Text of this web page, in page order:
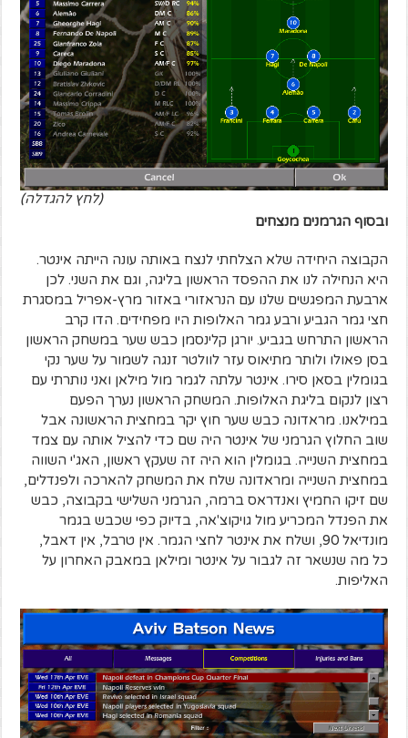
(לחץ להגדלה)
ובסוף הגרמנים מנצחים
הקבוצה היחידה שלא הצלחתי לנצח באותה עונה הייתה אינטר.
היא הנחילה לנו את ההפסד הראשון בליגה, וגם את השני. לכן
ארבעת המפגשים שלנו עם הנראזורי באזור מרץ-אפריל במסגרת
חצי גמר הגביע ורבע גמר האלופות היו מפחידים. הדו קרב
הראשון התרחש בגביע. יורגן קלינסמן כבש שער במשחק הראשון
בסן פאולו ולותר מתיאוס עזר לוולטר זנגה לשמור על שער נקי
בגומלין בסאן סירו. אינטר עלתה לגמר מול מילאן ואני נותרתי עם
רצון לנקום בליגת האלופות. המשחק הראשון נערך הפעם
במילאנו. מראדונה כבש שער חוץ יקר במחצית הראשונה אבל
שוב החלוץ הגרמני של אינטר היה שם כדי להציל אותה עם צמד
במחצית השנייה. בגומלין הוא היה זה שעקץ ראשון, האג'י השווה
במחצית השנייה ומראדונה שלח את המשחק להארכה ולפנדלים,
שם זיקו החמיץ ואנדראס ברמה, הגרמני השלישי בקבוצה, כבש
את הפנדל המכריע מול גויקוצ'אה, בדיוק כפי שכבש בגמר
מונדיאל 90, ושלח את אינטר לחצי הגמר. אין טרבל, אין דאבל,
כל מה שנשאר זה לגבור על אינטר ומילאן במאבק האחרון על
האליפות.